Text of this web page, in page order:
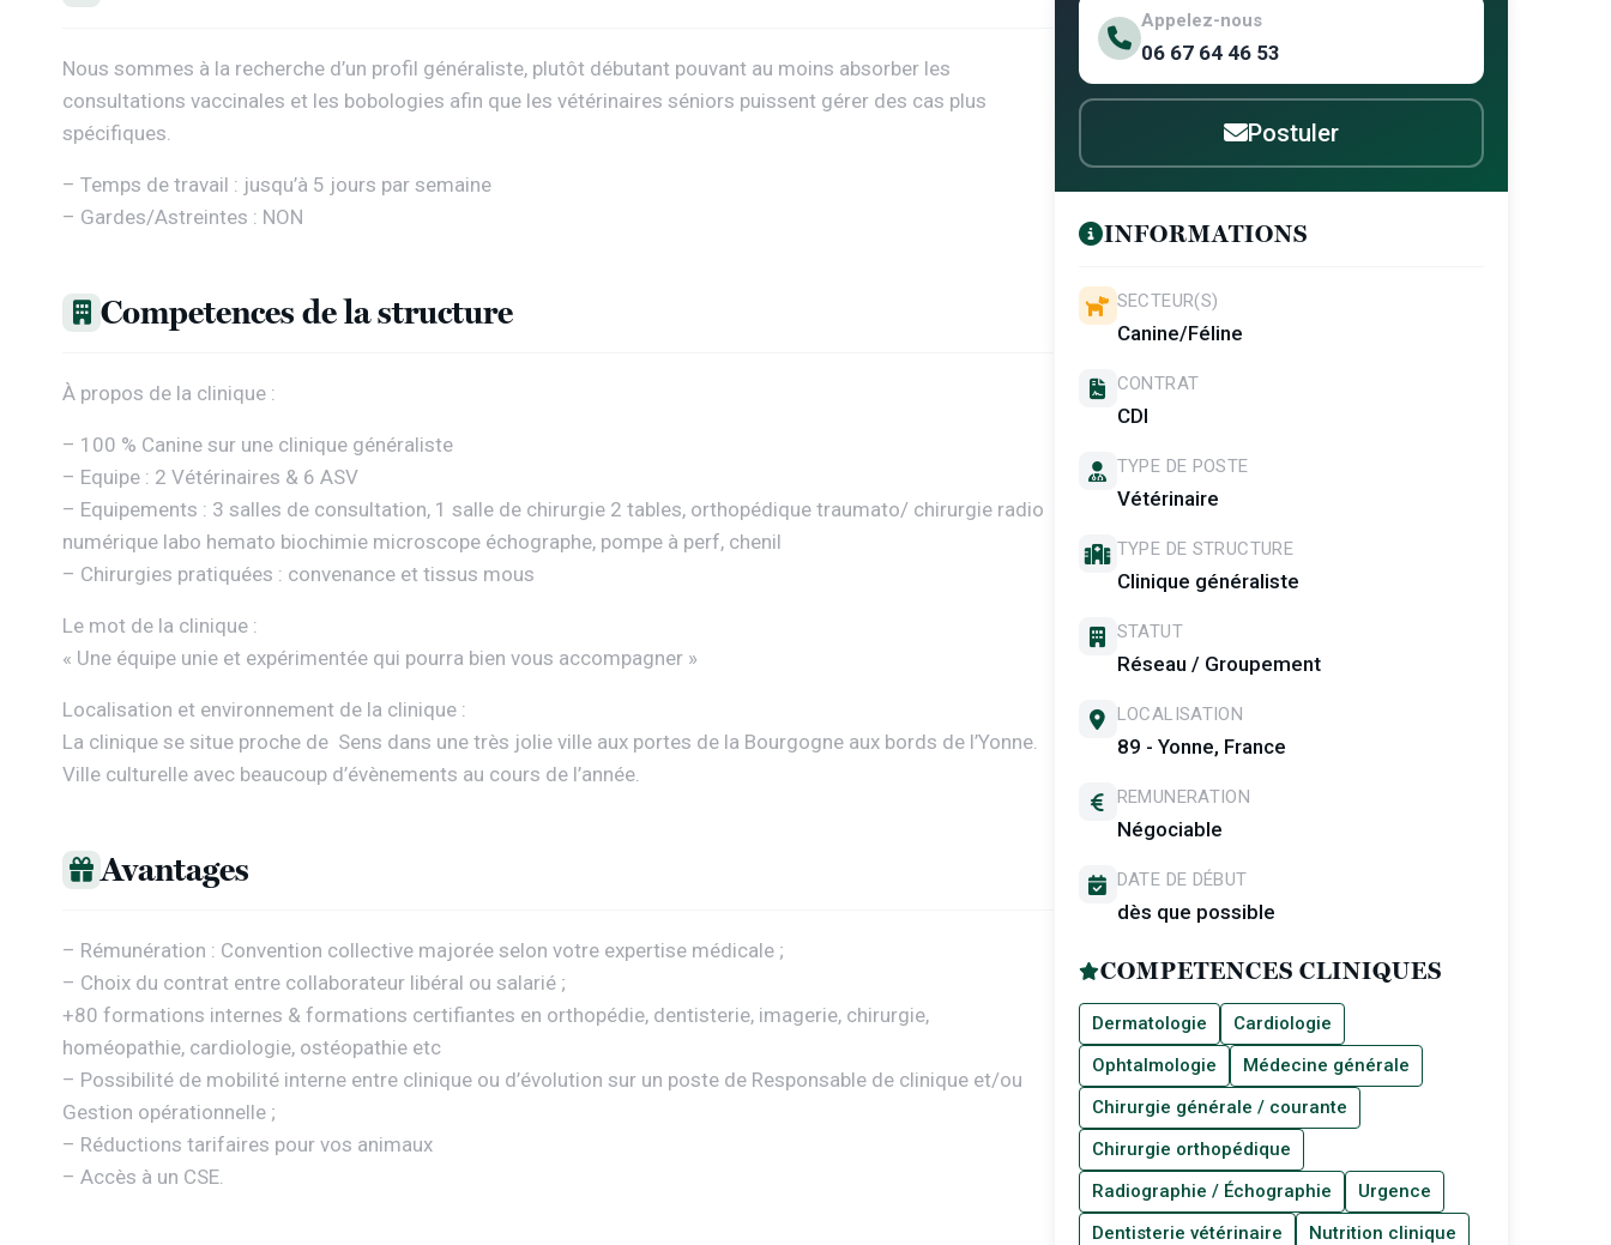
Nous sommes à la recherche d’un profil généraliste, plutôt débutant pouvant au moins absorber les
consultations vaccinales et les bobologies afin que les vétérinaires séniors puissent gérer des cas plus
spécifiques.
– Temps de travail : jusqu’à 5 jours par semaine
– Gardes/Astreintes : NON
Competences de la structure
À propos de la clinique :
– 100 % Canine sur une clinique généraliste
– Equipe : 2 Vétérinaires & 6 ASV
– Equipements : 3 salles de consultation, 1 salle de chirurgie 2 tables, orthopédique traumato/ chirurgie radio
numérique labo hemato biochimie microscope échographe, pompe à perf, chenil
– Chirurgies pratiquées : convenance et tissus mous
Le mot de la clinique :
« Une équipe unie et expérimentée qui pourra bien vous accompagner »
Localisation et environnement de la clinique :
La clinique se situe proche de Sens dans une très jolie ville aux portes de la Bourgogne aux bords de l’Yonne.
Ville culturelle avec beaucoup d’évènements au cours de l’année.
Avantages
– Rémunération : Convention collective majorée selon votre expertise médicale ;
– Choix du contrat entre collaborateur libéral ou salarié ;
+80 formations internes & formations certifiantes en orthopédie, dentisterie, imagerie, chirurgie,
homéopathie, cardiologie, ostéopathie etc
– Possibilité de mobilité interne entre clinique ou d’évolution sur un poste de Responsable de clinique et/ou
Gestion opérationnelle ;
– Réductions tarifaires pour vos animaux
– Accès à un CSE.
Appelez-nous
06 67 64 46 53
Postuler
INFORMATIONS
SECTEUR(S)
Canine/Féline
CONTRAT
CDI
TYPE DE POSTE
Vétérinaire
TYPE DE STRUCTURE
Clinique généraliste
STATUT
Réseau / Groupement
LOCALISATION
89 - Yonne, France
REMUNERATION
Négociable
DATE DE DÉBUT
dès que possible
COMPETENCES CLINIQUES
Dermatologie
Cardiologie
Ophtalmologie
Médecine générale
Chirurgie générale / courante
Chirurgie orthopédique
Radiographie / Échographie
Urgence
Dentisterie vétérinaire
Nutrition clinique